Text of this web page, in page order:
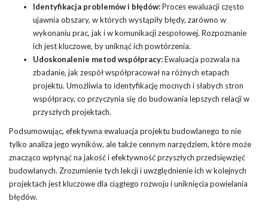
Identyfikacja problemów i błędów:Proces ewaluacji często
ujawnia obszary, w których wystąpiłybłędy, zarówno w
wykonaniu prac, jak i w komunikacji zespołowej. Rozpoznanie
ich jest kluczowe, by uniknąć ich powtórzenia.
Udoskonalenie metod współpracy:Ewaluacja pozwala na
zbadanie, jak zespół współpracował na różnych etapach
projektu. Umożliwia to identyfikację mocnych i słabych stron
współpracy, co przyczynia się do budowania lepszych relacji w
przyszłych projektach.
Podsumowując, efektywna ewaluacja projektu budowlanego to nie
tylko analiza jego wyników, ale także cennym narzędziem, które może
znacząco wpłynąć na jakość i efektywność przyszłych przedsięwzięć
budowlanych. Zrozumienie tych lekcji i uwzględnienie ich w kolejnych
projektach jest kluczowe dla ciągłego rozwoju i uniknięcia powielania
błędów.